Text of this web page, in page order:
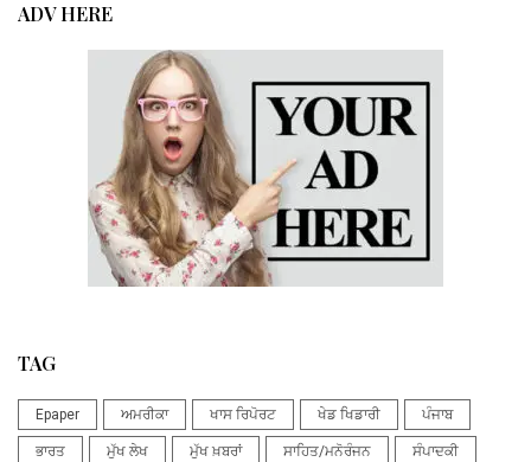
ADV HERE
TAG
Epaper ਅਮਰੀਕਾ ਖਾਸ ਰਿਪੋਰਟ ਖੇਡ ਖਿਡਾਰੀ ਪੰਜਾਬ
ਭਾਰਤ ਮੁੱਖ ਲੇਖ ਮੁੱਖ ਖ਼ਬਰਾਂ ਸਾਹਿਤ/ਮਨੋਰੰਜਨ ਸੰਪਾਦਕੀ